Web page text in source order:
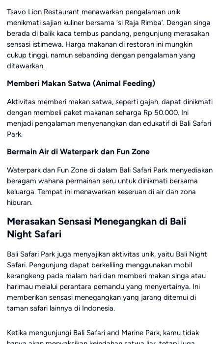
Tsavo Lion Restaurant menawarkan pengalaman unik
menikmati sajian kuliner bersama ‘si Raja Rimba’. Dengan singa
berada di balik kaca tembus pandang, pengunjung merasakan
sensasi istimewa. Harga makanan di restoran ini mungkin
cukup tinggi, namun sebanding dengan pengalaman yang
ditawarkan.
Memberi Makan Satwa (Animal Feeding)
Aktivitas memberi makan satwa, seperti gajah, dapat dinikmati
dengan membeli paket makanan seharga Rp 50.000. Ini
menjadi pengalaman menyenangkan dan edukatif di Bali Safari
Park.
Bermain Air di Waterpark dan Fun Zone
Waterpark dan Fun Zone di dalam Bali Safari Park menyediakan
beragam wahana permainan seru untuk dinikmati bersama
keluarga. Tempat ini menawarkan keseruan di air dan zona
hiburan.
Merasakan Sensasi Menegangkan di Bali
Night Safari
Bali Safari Park juga menyajikan aktivitas unik, yaitu Bali Night
Safari. Pengunjung dapat berkeliling menggunakan mobil
kerangkeng pada malam hari dan memberi makan singa atau
harimau melalui perantara pemandu yang menyertainya. Ini
memberikan sensasi menegangkan yang jarang ditemui di
taman safari lainnya di Indonesia.
Ketika mengunjungi Bali Safari and Marine Park, kamu tidak